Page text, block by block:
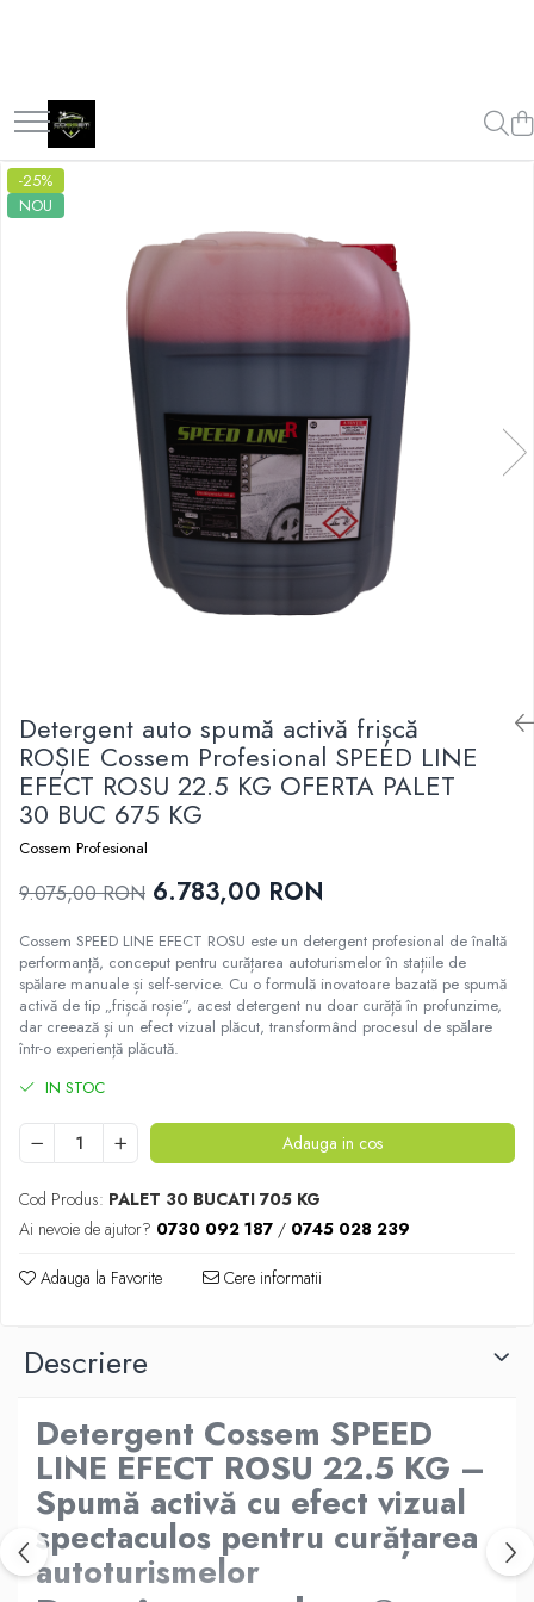
Detergent auto spumă activă frișcă
ROȘIE Cossem Profesional SPEED LINE
EFECT ROSU 22.5 KG OFERTA PALET
30 BUC 675 KG
Cossem Profesional
-25%
NOU
9.075,00 RON 6.783,00 RON
Cossem SPEED LINE EFECT ROSU este un detergent profesional de înaltă
performanță, conceput pentru curățarea autoturismelor în stațiile de
spălare manuale și self-service. Cu o formulă inovatoare bazată pe spumă
activă de tip „frișcă roșie”, acest detergent nu doar curăță în profunzime,
dar creează și un efect vizual plăcut, transformând procesul de spălare
într-o experiență plăcută.
IN STOC
Adauga in cos
Cod Produs: PALET 30 BUCATI 705 KG
Ai nevoie de ajutor? 0730 092 187 / 0745 028 239
Adauga la Favorite Cere informatii
Descriere
Detergent Cossem SPEED
LINE EFECT ROSU 22.5 KG –
Spumă activă cu efect vizual
spectaculos pentru curățarea
autoturismelor